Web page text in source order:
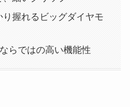
り握れるビッグダイヤモ
らではの高い機能性